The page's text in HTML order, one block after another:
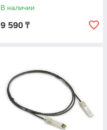
В наличии
9 590 ₸